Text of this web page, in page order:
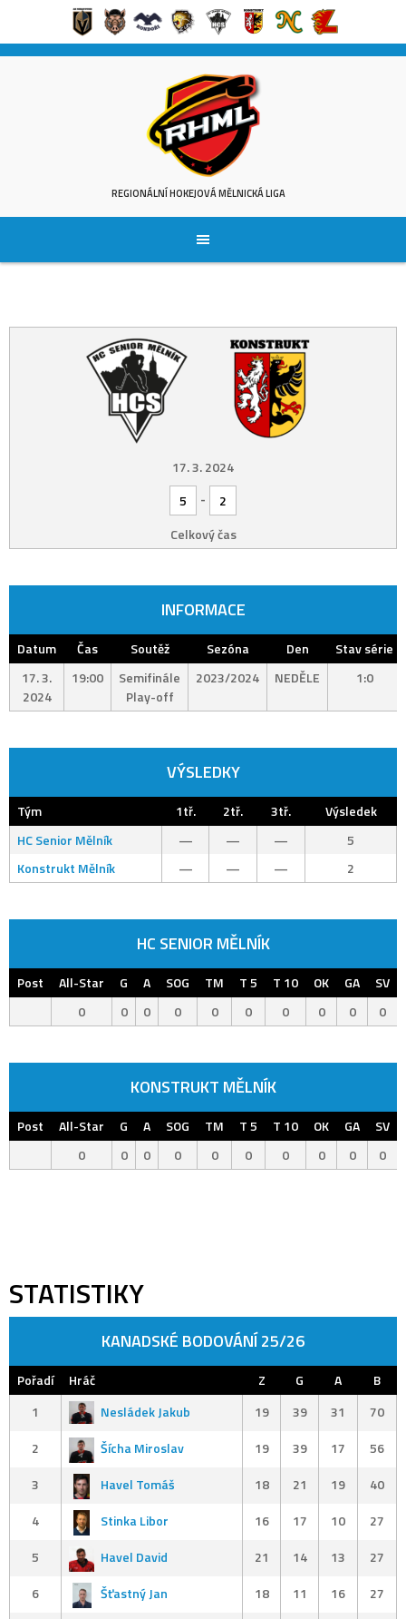
Skip
REGIONÁLNÍ HOKEJOVÁ MĚLNICKÁ LIGA
17. 3. 2024
5
-
2
Celkový čas
INFORMACE
Datum Čas Soutěž Sezóna Den
Stav série
17. 3.
2024
19:00
Semifinále
Play-off
2023/2024 NEDĚLE 1:0
VÝSLEDKY
Tým 1tř. 2tř. 3tř.
Výsledek
HC Senior Mělník
— — —
5
Konstrukt Mělník
— — — 2
HC SENIOR MĚLNÍK
Post All-Star G A SOG TM T 5 T 10 OK GA
SV
0
0 0 0 0 0 0 0 0 0
KONSTRUKT MĚLNÍK
Post All-Star G A SOG TM T 5 T 10 OK GA
SV
0
0 0 0 0 0 0 0 0 0
STATISTIKY
KANADSKÉ BODOVÁNÍ 25/26
Pořadí Hráč Z G A
B
1
Nesládek Jakub 19 39 31
70
2
Šícha Miroslav 19 39 17
56
3
Havel Tomáš 18 21 19
40
4
Stinka Libor 16 17 10
27
5
Havel David 21 14 13
27
6
Šťastný Jan 18 11 16
27